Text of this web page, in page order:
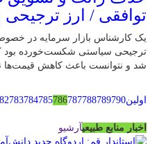
توافقی / ارز
یک کارشناس بازار سرمایه در
ترجیحی سیاستی شکست‌خورده بود
شد و نتوانست باعث کاهش قیمت‌ها
اولین 783784785786787788789790
اخبار منابع طبیعیآرشیو